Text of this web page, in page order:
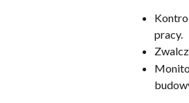
pracy.